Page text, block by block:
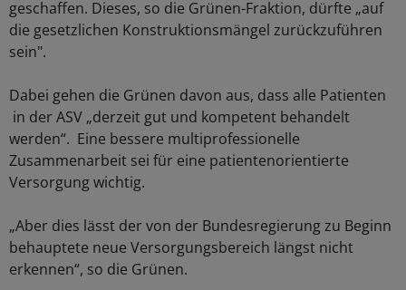
geschaffen. Dieses, so die Grünen-Fraktion, dürfte „auf
die gesetzlichen Konstruktionsmängel zurückzuführen
sein".
Dabei gehen die Grünen davon aus, dass alle Patienten
in der ASV „derzeit gut und kompetent behandelt
werden“. Eine bessere multiprofessionelle
Zusammenarbeit sei für eine patientenorientierte
Versorgung wichtig.
„Aber dies lässt der von der Bundesregierung zu Beginn
behauptete neue Versorgungsbereich längst nicht
erkennen“, so die Grünen.